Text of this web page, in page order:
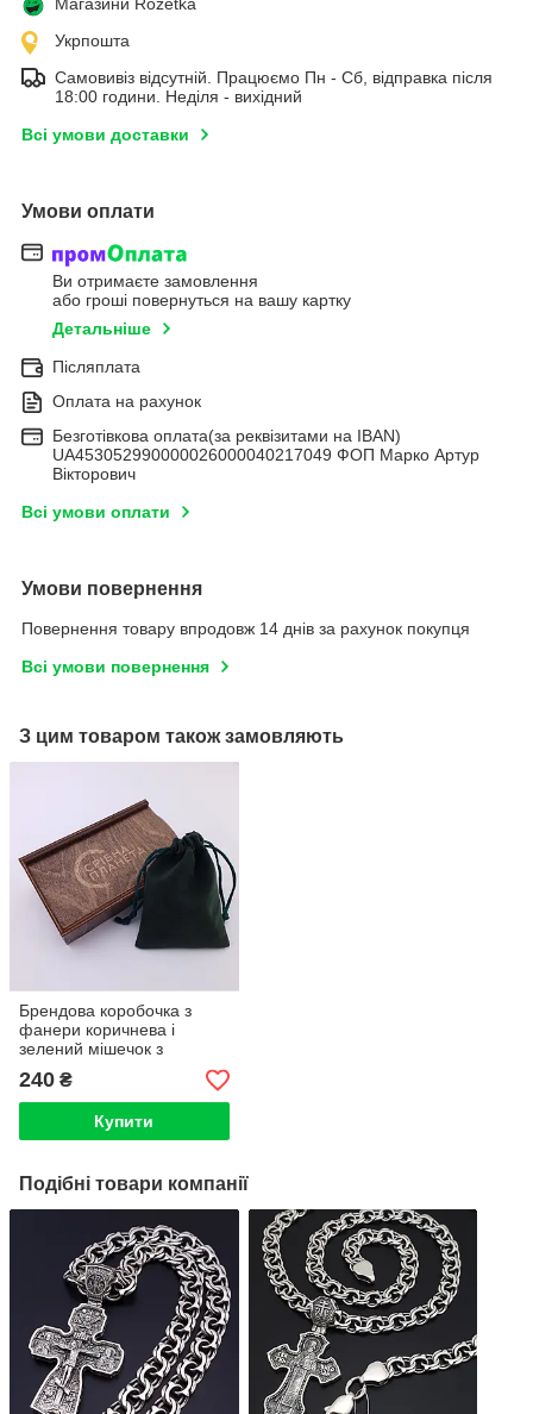
Магазини Rozetka
Укрпошта
Самовивіз відсутній. Працюємо Пн - Сб, відправка після
18:00 години. Неділя - вихідний
Всі умови доставки
Умови оплати
Ви отримаєте замовлення
або гроші повернуться на вашу картку
Детальніше
Післяплата
Оплата на рахунок
Безготівкова оплата(за реквізитами на IBAN)
UA453052990000026000040217049 ФОП Марко Артур
Вікторович
Всі умови оплати
Умови повернення
Повернення товару впродовж 14 днів за рахунок покупця
Всі умови повернення
З цим товаром також замовляють
Брендова коробочка з
фанери коричнева і
зелений мішечок з
бархату
240 ₴
Купити
Подібні товари компанії